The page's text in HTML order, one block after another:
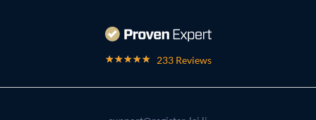
233 Reviews